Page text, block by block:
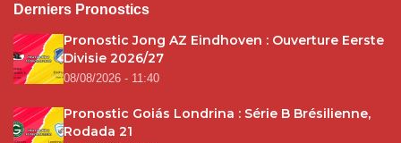
Derniers Pronostics
Pronostic Jong AZ Eindhoven : Ouverture Eerste
Divisie 2026/27
08/08/2026 - 11:40
Pronostic Goiás Londrina : Série B Brésilienne,
Rodada 21